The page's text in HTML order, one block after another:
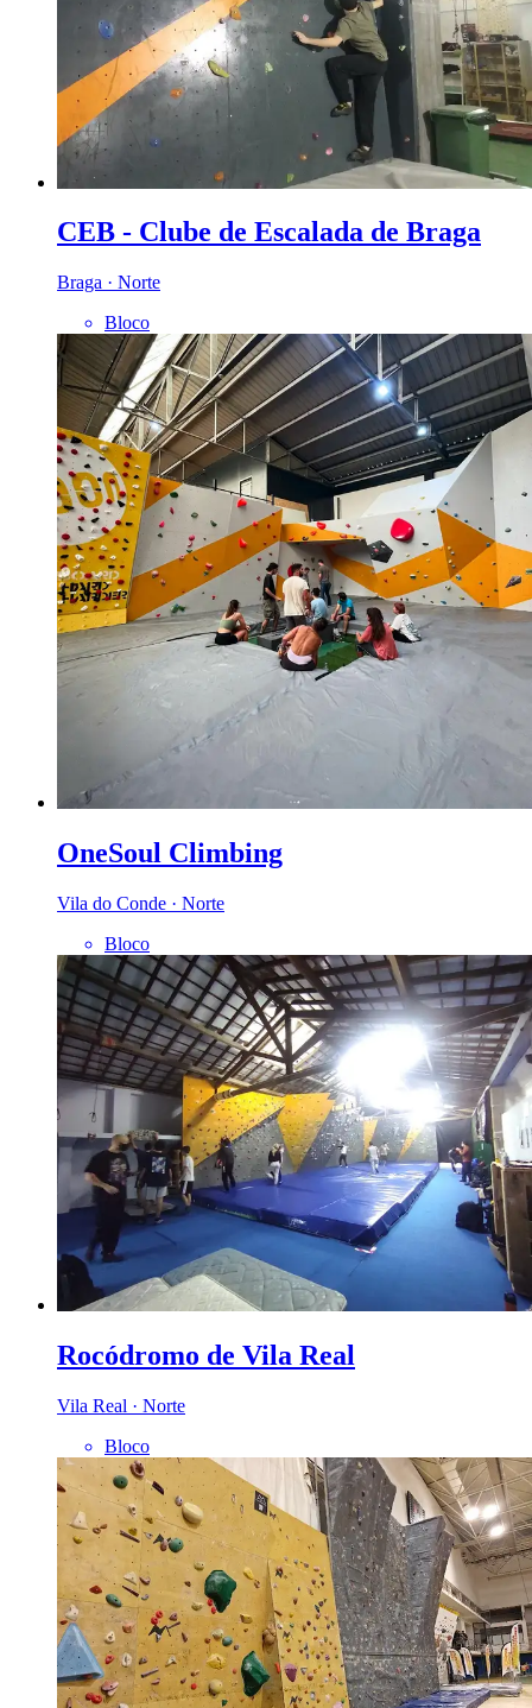
CEB - Clube de Escalada de Braga
Braga · Norte
Bloco
OneSoul Climbing
Vila do Conde · Norte
Bloco
Rocódromo de Vila Real
Vila Real · Norte
Bloco